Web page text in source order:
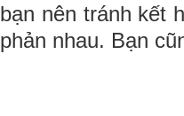
bạn nên tránh kết
phản nhau. Bạn